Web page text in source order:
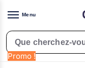
Menu
Rechercher un
Accueil Informatique /
Promo !